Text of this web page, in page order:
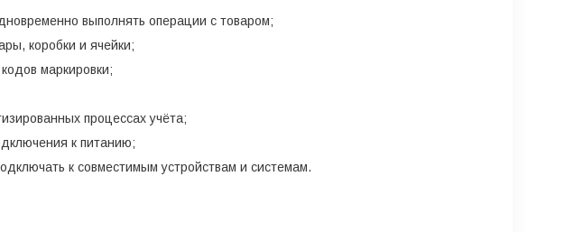
выполнять операции с товаром;
коробки и ячейки;
маркировки;
процессах учёта;
к питанию;
к совместимым устройствам и системам.